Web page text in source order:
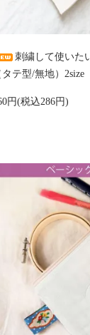
刺繍して使いた
タテ型/無地）2size
円(税込286円)